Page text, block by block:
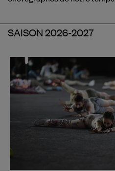
SAISON 2026-2027